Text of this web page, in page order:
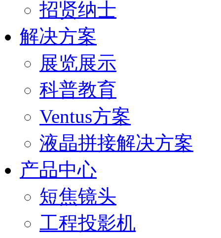
招贤纳士
解决方案
展览展示
科普教育
Ventus方案
液晶拼接解决方案
产品中心
短焦镜头
工程投影机